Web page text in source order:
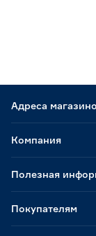
Адреса
Компания
Полезная
Покупателям